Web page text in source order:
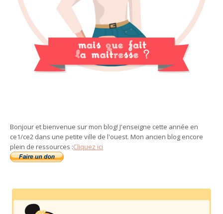
Bonjour et bienvenue sur mon blog! J'enseigne cette année en
ce1/ce2 dans une petite ville de l'ouest. Mon ancien blog encore
plein de ressources :Cliquez ici